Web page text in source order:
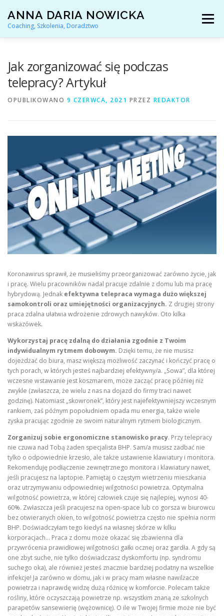
treści
ANNA DARIA NOWICKA
Coaching, Szkolenia, Doradztwo
Menu
KONTAKT
Jak zorganizować się podczas
telepracy? Artykuł
OPUBLIKOWANO 9 CZERWCA, 2021 PRZEZ REDAKTOR
Koronawirus sprawił, że musieliśmy przeorganizować zarówno życie, jak
i pracę. Wielu pracowników nadal pracuje zdalnie z domu lub ma pracę
hybrydową. Jednak efektywna telepraca wymaga dużo większej
samokontroli oraz umiejętności organizacyjnych. Z drugiej strony
praca zdalna ułatwia wdrożenie zdrowych nawyków. Oto kilka
wskazówek.
Wykorzystaj pracę zdalną do działania zgodnie z Twoim
indywidualnym rytmem dobowym. Dzięki temu, że nie musisz
dojeżdżać do biura, masz większą możliwość zaczynać i kończyć pracę o
tych porach, w których jesteś najbardziej efektywny/a. „Sowa”, dla której
wczesne wstawanie jest koszmarem, może zacząć pracę później niż
zwykle (zwłaszcza, że wielu z nas na dojazd do firmy traci nawet
godzinę). Natomiast „skowronek”, który jest najefektywniejszy wczesnym
rankiem, zaś późnym popołudniem opada mu energia, także wiele
zyska pracując zgodnie ze swoim naturalnym rytmem biologicznym.
Zorganizuj sobie ergonomiczne stanowisko pracy. Przy telepracy
nie czuwa nad Tobą żaden specjalista BHP. Sam/a musisz zadbać nie
tylko o odpowiednie krzesło, ale także ustawienie klawiatury i monitora.
Rekomenduję podłączenie zewnętrznego monitora i klawiatury nawet,
jeśli pracujesz na laptopie. Pamiętaj o częstym wietrzeniu mieszkania
oraz utrzymywaniu odpowiedniej wilgotności powietrza. Optymalna
wilgotność powietrza, w której człowiek czuje się najlepiej, wynosi 40-
60%. Zwłaszcza jeśli pracujesz na open-space lub co gorsza w biurowcu
bez otwieranych okien, to wilgotność powietrza często nie spełnia norm
BHP. Doświadczyłam tego kiedyś na własnej skórze w kilku
korporacjach… Praca z domu może okazać się zbawienna dla
przywrócenia prawidłowej wilgotności gałki ocznej oraz gardła. A gdy są
one zbyt suche, nie tylko doświadczasz dyskomfortu (np. syndromu
suchego oka), ale również jesteś znacznie bardziej podatny na wszelkie
infekcje! Ja zarówno w domu, jak i w pracy mam własne nawilżacze
powietrza i naprawdę widzę dużą różnicę w komforcie. Polecam także
rośliny, które oczyszczają powietrze np. wszystkim znaną ze szkolnych
parapetów sansewierię (wężownicę). O ile w Twojej firmie może nie być